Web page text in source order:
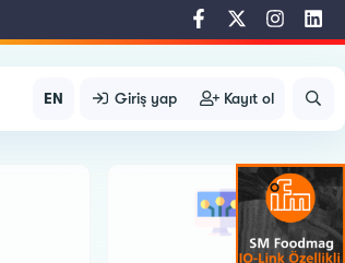
EN Giriş yap Kayıt ol